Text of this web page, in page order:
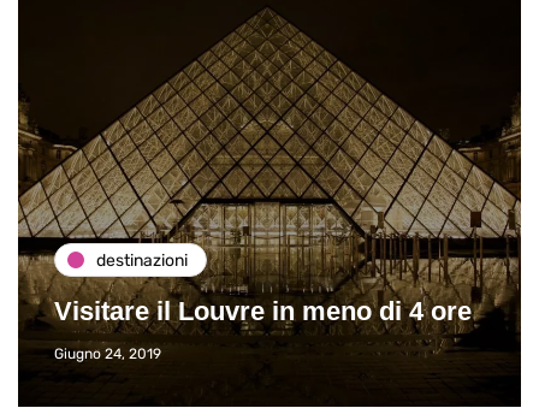
destinazioni
Visitare il Louvre in meno di 4 ore
Giugno 24, 2019